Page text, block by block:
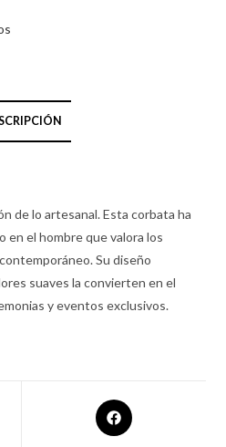
de lo artesanal. Esta corbata ha
en el hombre que valora los
Su diseño
suaves la convierten en el
y eventos exclusivos.